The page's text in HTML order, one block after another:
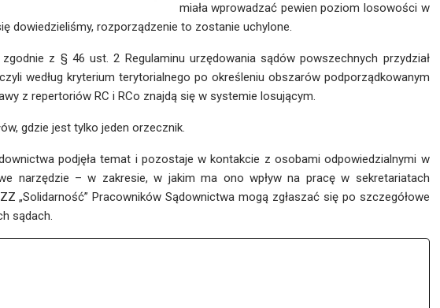
miała wprowadzać pewien poziom losowości w
dowiedzieliśmy, rozporządzenie to zostanie uchylone.
z § 46 ust. 2 Regulaminu urzędowania sądów powszechnych przydział
według kryterium terytorialnego po określeniu obszarów podporządkowanym
z repertoriów RC i RCo znajdą się w systemie losującym.
gdzie jest tylko jeden orzecznik.
podjęła temat i pozostaje w kontakcie z osobami odpowiedzialnymi w
narzędzie – w zakresie, w jakim ma ono wpływ na pracę w sekretariatach
„Solidarność” Pracowników Sądownictwa mogą zgłaszać się po szczegółowe
sądach.